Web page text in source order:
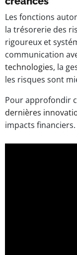
Les fonctions
la trésorerie des
rigoureux et
communication
technologies, la
les risques sont
Pour approfondir
dernières
impacts financiers.